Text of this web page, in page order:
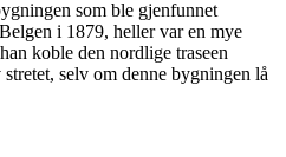
som ble gjenfunnet
i 1879, heller var en mye
koble den nordlige traseen
selv om denne bygningen lå